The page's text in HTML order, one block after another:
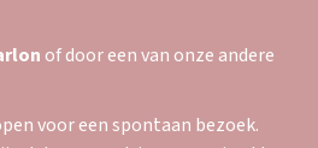
of door een van onze andere
voor een spontaan bezoek.